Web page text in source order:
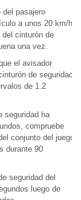
del pasajero
a unos 20 km/h
cinturón de
una vez.
el avisador
de seguridad
de 1.2
seguridad ha
compruebe
conjunto del juego
durante 90
seguridad del
luego de